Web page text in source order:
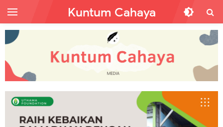
Kuntum Cahaya